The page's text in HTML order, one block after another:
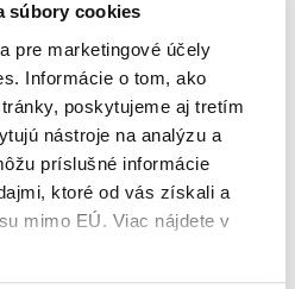
súbory cookies
pre marketingové účely
Informácie o tom, ako
poskytujeme aj tretím
nástroje na analýzu a
príslušné informácie
ktoré od vás získali a
mimo EÚ. Viac nájdete v
vďaka aktívnemu
údajov.